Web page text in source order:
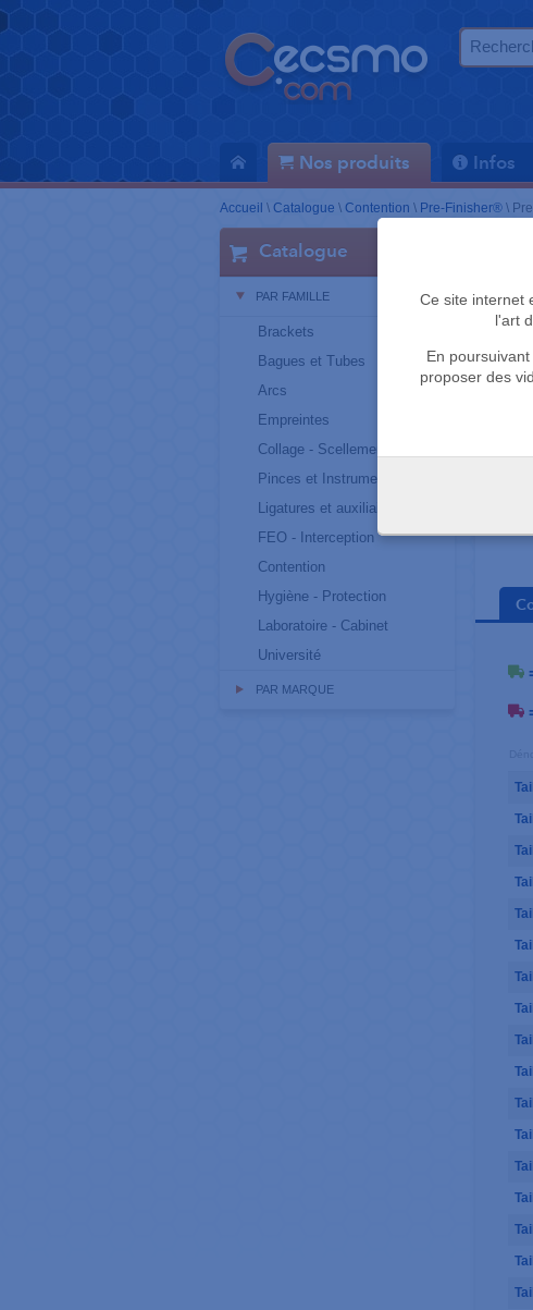
Nos produits Infos
Ce site internet
l'art
En
proposer des
Accueil \ Catalogue \ Contention \ Pre-Finisher® \
Catalogue
PAR FAMILLE
Brackets
Bagues et Tubes
Arcs
Empreintes
Collage - Scellement
Pinces et Instruments
Ligatures et auxiliaires
FEO - Interception
Contention
Hygiène - Protection
Laboratoire - Cabinet
Université
PAR MARQUE